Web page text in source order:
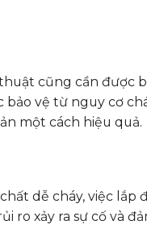
cũng cần được
vệ từ nguy cơ
một cách hiệu quả.
dễ cháy, việc lắp
ro xảy ra sự cố và